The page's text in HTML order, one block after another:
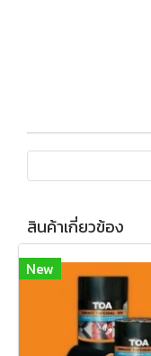
สินค้าเกี่ยวข้อง
New